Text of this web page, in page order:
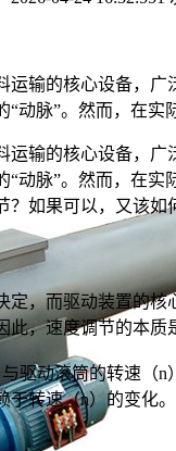
运输的核心设备，
动脉”。然而，在实
运输的核心设备，广
动脉”。然而，在
？如果可以，又该
定，而驱动装置的
此，速度调节的本质
驱动滚筒的转速（
于转速（n）的变化